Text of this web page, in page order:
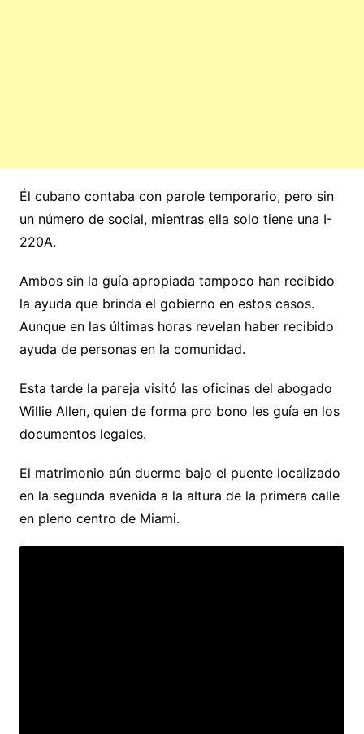
Él cubano contaba con parole temporario, pero sin
un número de social, mientras ella solo tiene una I-
220A.
Ambos sin la guía apropiada tampoco han recibido
la ayuda que brinda el gobierno en estos casos.
Aunque en las últimas horas revelan haber recibido
ayuda de personas en la comunidad.
Esta tarde la pareja visitó las oficinas del abogado
Willie Allen, quien de forma pro bono les guía en los
documentos legales.
El matrimonio aún duerme bajo el puente localizado
en la segunda avenida a la altura de la primera calle
en pleno centro de Miami.